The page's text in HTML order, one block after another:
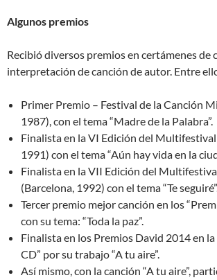
Algunos premios
Recibió diversos premios en certámenes de
interpretación de canción de autor. Entre
Primer Premio – Festival de la Canción
1987), con el tema “Madre de la Palabra”.
Finalista en la VI Edición del
1991) con el tema “Aún hay vida en la
Finalista en la VII Edición del
(Barcelona, 1992) con el tema “Te
Tercer premio mejor canción en los
con su tema: “Toda la paz”.
Finalista en los Premios David 2014 en
CD” por su trabajo “A tu aire”.
Así mismo, con la canción “A tu aire”,